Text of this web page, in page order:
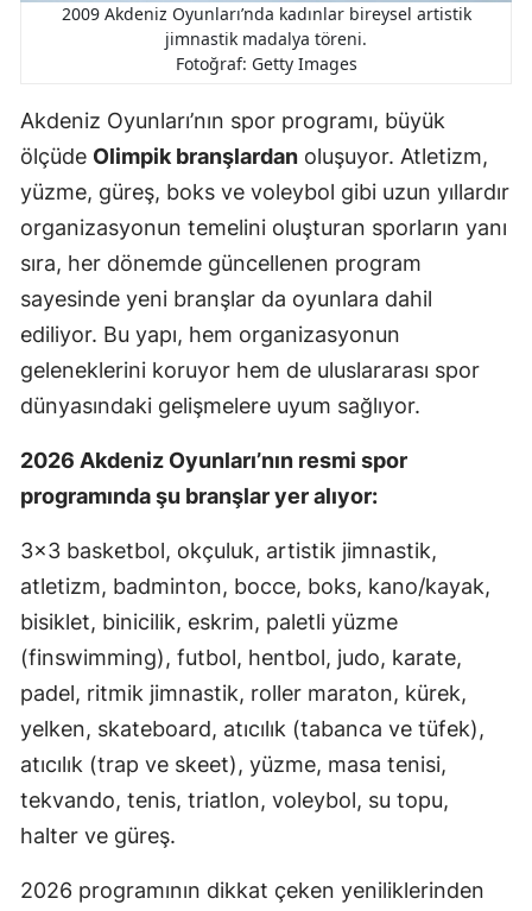
2009 Akdeniz Oyunları’nda kadınlar bireysel artistik
jimnastik madalya töreni.
Fotoğraf: Getty Images
Akdeniz Oyunları’nın spor programı, büyük
ölçüde Olimpik branşlardan oluşuyor. Atletizm,
yüzme, güreş, boks ve voleybol gibi uzun yıllardır
organizasyonun temelini oluşturan sporların yanı
sıra, her dönemde güncellenen program
sayesinde yeni branşlar da oyunlara dahil
ediliyor. Bu yapı, hem organizasyonun
geleneklerini koruyor hem de uluslararası spor
dünyasındaki gelişmelere uyum sağlıyor.
2026 Akdeniz Oyunları’nın resmi spor
programında şu branşlar yer alıyor:
3×3 basketbol, okçuluk, artistik jimnastik,
atletizm, badminton, bocce, boks, kano/kayak,
bisiklet, binicilik, eskrim, paletli yüzme
(finswimming), futbol, hentbol, judo, karate,
padel, ritmik jimnastik, roller maraton, kürek,
yelken, skateboard, atıcılık (tabanca ve tüfek),
atıcılık (trap ve skeet), yüzme, masa tenisi,
tekvando, tenis, triatlon, voleybol, su topu,
halter ve güreş.
2026 programının dikkat çeken yeniliklerinden